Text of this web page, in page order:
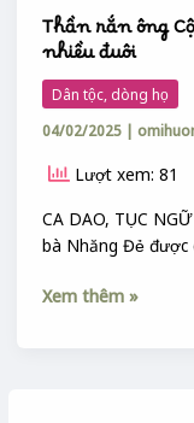
Thần rắn ông
nhiều đuôi
Dân tộc, dòng họ
04/02/2025 |
Lượt xem: 81
CA DAO, TỤC
bà Nhăng Đẻ
Xem thêm »